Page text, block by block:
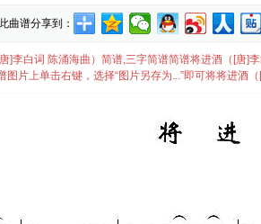
曲谱分享到：
]李白词 陈涌海曲）简谱,三字简谱简谱将进酒（[唐]
图片上单击右键，选择“图片另存为...”即可将将进酒